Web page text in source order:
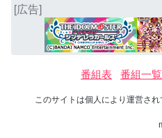
[広告]
番組表 番組一覧
このサイトは個人により運営さ